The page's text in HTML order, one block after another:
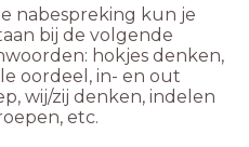
nabespreking kun je
bij de volgende
hokjes denken,
oordeel, in- en out
wij/zij denken, indelen
etc.